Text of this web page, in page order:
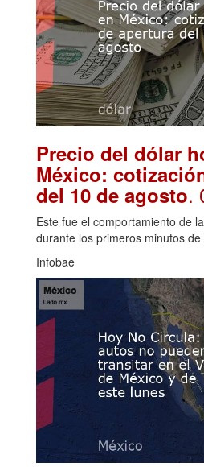
Precio del dólar
México:
del 10 de agosto.
Este fue el comportamiento de
durante los primeros minutos
Infobae